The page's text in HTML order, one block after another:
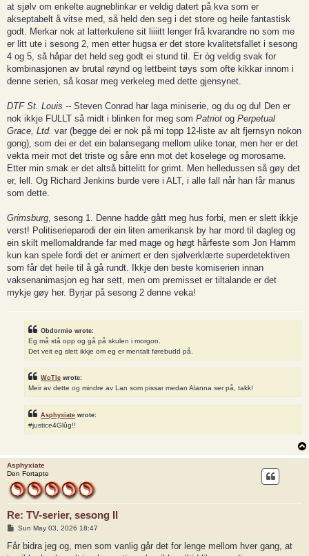
at sjølv om enkelte augneblinkar er veldig datert på kva som er
akseptabelt å vitse med, så held den seg i det store og heile fantastisk
godt. Merkar nok at latterkulene sit liiiitt lenger frå kvarandre no som me
er litt ute i sesong 2, men etter hugsa er det store kvalitetsfallet i sesong
4 og 5, så håpar det held seg godt ei stund til. Er òg veldig svak for
kombinasjonen av brutal røynd og lettbeint tøys som ofte kikkar innom i
denne serien, så kosar meg verkeleg med dette gjensynet.
DTF St. Louis -- Steven Conrad har laga miniserie, og du og du! Den er
nok ikkje FULLT så midt i blinken for meg som Patriot og Perpetual
Grace, Ltd. var (begge dei er nok på mi topp 12-liste av alt fjernsyn nokon
gong), som dei er det ein balansegang mellom ulike tonar, men her er det
vekta meir mot det triste og såre enn mot det koselege og morosame.
Etter min smak er det altså bittelitt for grimt. Men helledussen så gøy det
er, lell. Og Richard Jenkins burde vere i ALT, i alle fall når han får manus
som dette.
Grimsburg , sesong 1. Denne hadde gått meg hus forbi, men er slett ikkje
verst! Politiserieparodi der ein liten amerikansk by har mord til dagleg og
ein skilt mellomaldrande far med mage og høgt hårfeste som Jon Hamm
kun kan spele fordi det er animert er den sjølverklærte superdetektiven
som får det heile til å gå rundt. Ikkje den beste komiserien innan
vaksenanimasjon eg har sett, men om premisset er tiltalande er det
mykje gøy her. Byrjar på sesong 2 denne veka!
Obdormio wrote:
Eg må stå opp og gå på skulen i morgon.
Det veit eg slett ikkje om eg er mentalt førebudd på.
WoTle wrote:
Meir av dette og mindre av Lan som pissar medan Alanna ser på, takk!
Asphyxiate wrote:
#justice4Glûg!!
Asphyxiate
Den Fortapte
Re: TV-serier, sesong II
P
s
Sun May 03, 2026 18:47
Får bidra jeg og, men som vanlig går det for lenge mellom hver gang, at